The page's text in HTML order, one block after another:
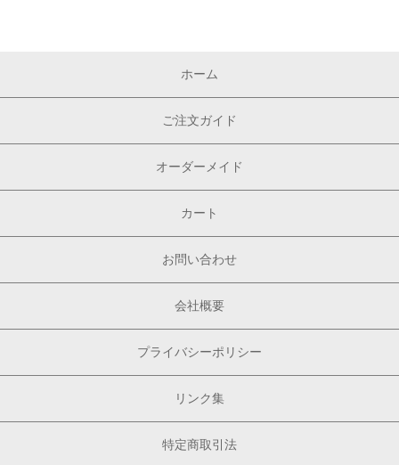
ホーム
ご注文ガイド
オーダーメイド
カート
お問い合わせ
会社概要
プライバシーポリシー
リンク集
特定商取引法